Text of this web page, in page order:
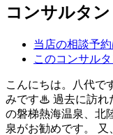
コンサルタン
当店の相談予
このコンサル
こんにちは。八代で
みです♨ 過去に訪れ
の磐梯熱海温泉、北
泉がお勧めです。 又